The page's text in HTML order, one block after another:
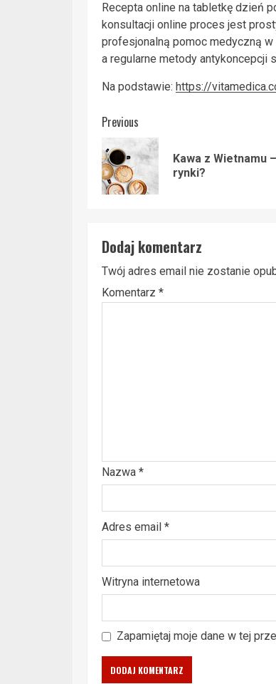
Recepta online na tabletkę dzień
konsultacji online proces jest
profesjonalną pomoc medyczną w
a regularne metody antykoncepcji
Na podstawie: https://
Post
navigation
Previous
Kawa z Wietnamu
rynki?
Dodaj komentarz
Twój adres email nie zostanie
Komentarz *
Nazwa *
Adres email *
Witryna internetowa
Zapamiętaj moje dane w tej